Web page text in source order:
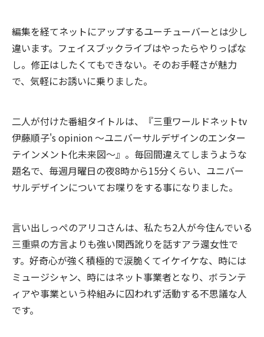
編集を経てネットにアップするユーチューバーとは少し
違います。フェイスブックライブはやったらやりっぱな
し。修正はしたくてもできない。そのお手軽さが魅力
で、気軽にお誘いに乗りました。
二人が付けた番組タイトルは、『三重ワールドネットtv
伊藤順子's opinion 〜ユニバーサルデザインのエンター
テインメント化未来図〜』。毎回間違えてしまうような
題名で、毎週月曜日の夜8時から15分くらい、ユニバー
サルデザインについてお喋りをする事になりました。
言い出しっぺのアリコさんは、私たち2人が今住んでいる
三重県の方言よりも強い関西訛りを話すアラ還女性で
す。好奇心が強く積極的で涙脆くてイケイケな、時には
ミュージシャン、時にはネット事業者となり、ボランテ
ィアや事業という枠組みに囚われず活動する不思議な人
です。